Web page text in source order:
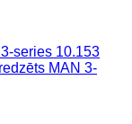
series 10.153
MAN 3-